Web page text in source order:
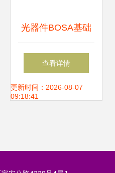
光器件BOSA基础
知识 从BOSA到光
电器件的核心解析
查看详情
更新时间：2026-08-07
09:18:41